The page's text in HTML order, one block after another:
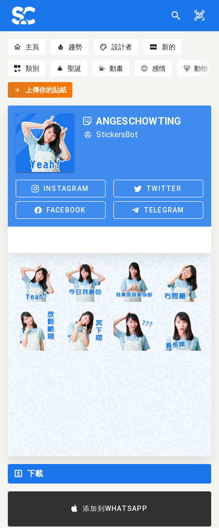
主頁 趨勢 設計者 新的
類別 🎄 聖誕 💫 動畫 😊 感情 🐻 動物
上傳你的貼紙
ANGESCHOWTING
StickersBot
INSTAGRAM TWITTER
FACEBOOK TELEGRAM
下載
添加到WHATSAPP